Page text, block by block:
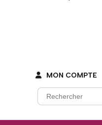
MON COMPTE